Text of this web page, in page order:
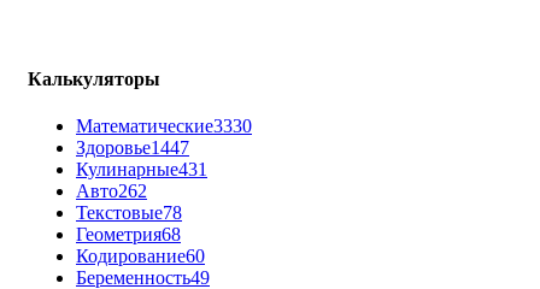
Калькуляторы
Математические3330
Здоровье1447
Кулинарные431
Авто262
Текстовые78
Геометрия68
Кодирование60
Беременность49